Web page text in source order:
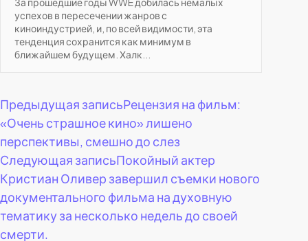
успехов в пересечении жанров с
киноиндустрией, и, по всей видимости, эта
тенденция сохранится как минимум в
ближайшем будущем. Халк...
Навигация
по
записям
Предыдущая записьРецензия на фильм:
«Очень страшное кино» лишено
перспективы, смешно до слез
Следующая записьПокойный актер
Кристиан Оливер завершил съемки нового
документального фильма на духовную
тематику за несколько недель до своей
смерти.